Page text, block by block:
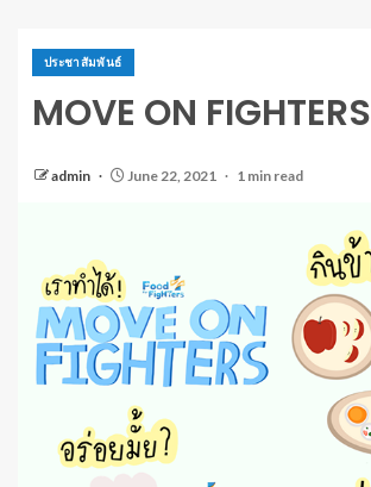
ประชาสัมพันธ์
MOVE ON FIGHTERS
admin June 22, 2021 1 min read